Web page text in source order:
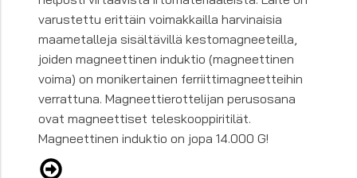
varustettu erittäin voimakkailla harvinaisia
maametalleja sisältävillä kestomagneeteilla,
joiden magneettinen induktio (magneettinen
voima) on monikertainen ferriittimagneetteihin
verrattuna. Magneettierottelijan perusosana
ovat magneettiset teleskooppiritilät.
Magneettinen induktio on jopa 14.000 G!